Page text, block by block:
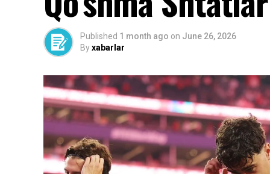
Published 1 month ago on June 26, 2026
Byxabarlar